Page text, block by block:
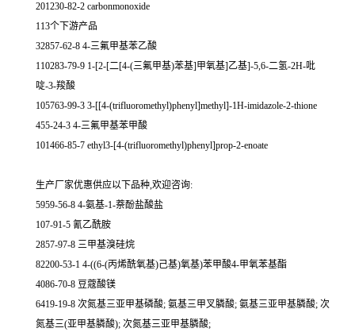
201230-82-2 carbonmonoxide
113个下游产品
32857-62-8 4-三氟甲基苯乙酸
110283-79-9 1-[2-[二[4-(三氟甲基)苯基]甲氧基]乙基]-5,6-二氢-2H-吡
啶-3-羧酸
105763-99-3 3-[[4-(trifluoromethyl)phenyl]methyl]-1H-imidazole-2-thione
455-24-3 4-三氟甲基苯甲酸
101466-85-7 ethyl3-[4-(trifluoromethyl)phenyl]prop-2-enoate
生产厂家优惠供应以下品种,欢迎咨询:
5959-56-8 4-氨基-1-萘酚盐酸盐
107-91-5 氰乙酰胺
2857-97-8 三甲基溴硅烷
82200-53-1 4-((6-(丙烯酰氧基)己基)氧基)苯甲酸4-甲氧苯基酯
4086-70-8 豆蔻酸镁
6419-19-8 次氮基三亚甲基磷酸; 氨基三甲叉膦酸; 氨基三亚甲基膦酸; 次
氮基三(亚甲基膦酸); 次氮基三亚甲基膦酸;